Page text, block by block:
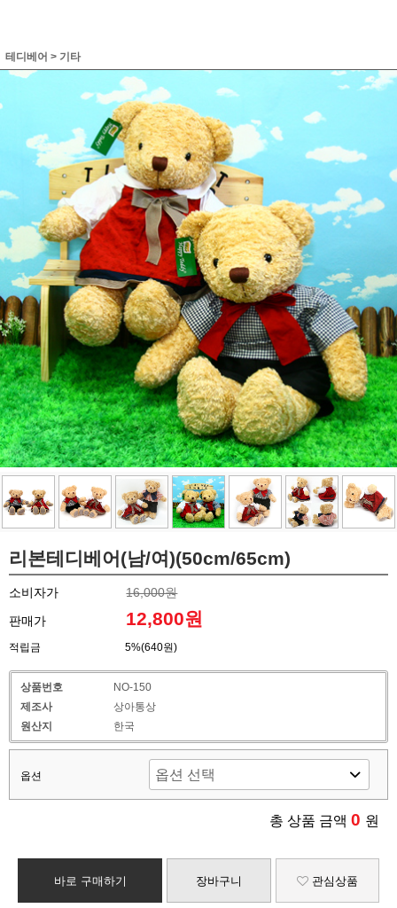
테디베어 > 기타
리본테디베어(남/여)(50cm/65cm)
소비자가
16,000원
판매가
12,800원
적립금 5%(640원)
상품번호
NO-150
제조사
상아통상
원산지
한국
옵션
총 상품 금액 0 원
바로 구매하기 장바구니 관심상품